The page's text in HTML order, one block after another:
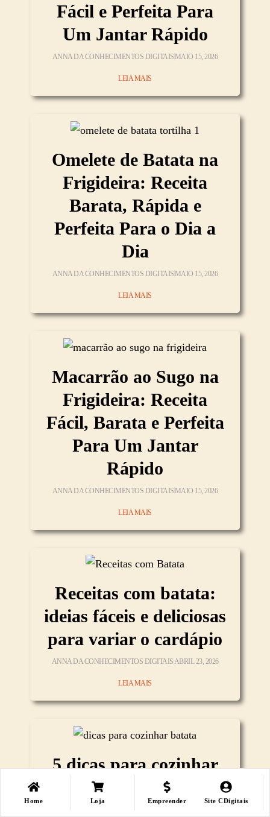
Fácil e Perfeita Para
Um Jantar Rápido
ANNA DA CONHECIMENTOS DIGITAISMAIO 15, 2026
LEIA MAIS
Omelete de Batata na
Frigideira: Receita
Barata, Rápida e
Perfeita Para o Dia a
Dia
ANNA DA CONHECIMENTOS DIGITAISMAIO 15, 2026
LEIA MAIS
Macarrão ao Sugo na
Frigideira: Receita
Fácil, Barata e Perfeita
Para Um Jantar
Rápido
ANNA DA CONHECIMENTOS DIGITAISMAIO 15, 2026
LEIA MAIS
Receitas com batata:
ideias fáceis e deliciosas
para variar o cardápio
ANNA DA CONHECIMENTOS DIGITAISABRIL 23, 2026
LEIA MAIS
5 dicas para cozinhar
batata, acertar
qualquer receita e
Minha Conta LIsta Desejos
Minha Conta LIsta Desejos
Home Loja Empreender Site CDigitais